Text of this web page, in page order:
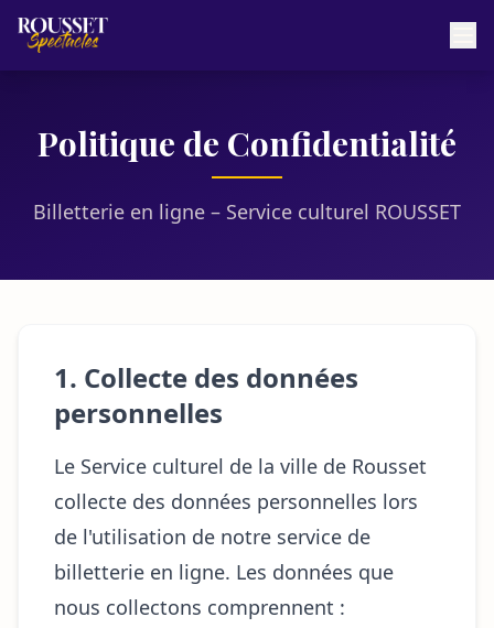
Politique de Confidentialité
Billetterie en ligne – Service culturel ROUSSET
1. Collecte des données
personnelles
Le Service culturel de la ville de Rousset
collecte des données personnelles lors
de l'utilisation de notre service de
billetterie en ligne. Les données que
nous collectons comprennent :